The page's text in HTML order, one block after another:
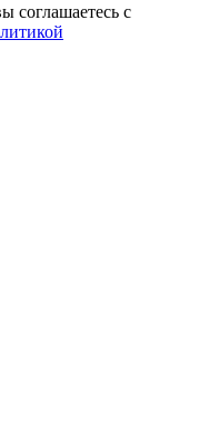
соглашаетесь с